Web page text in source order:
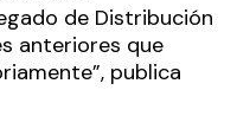
de Distribución
anteriores que
publica